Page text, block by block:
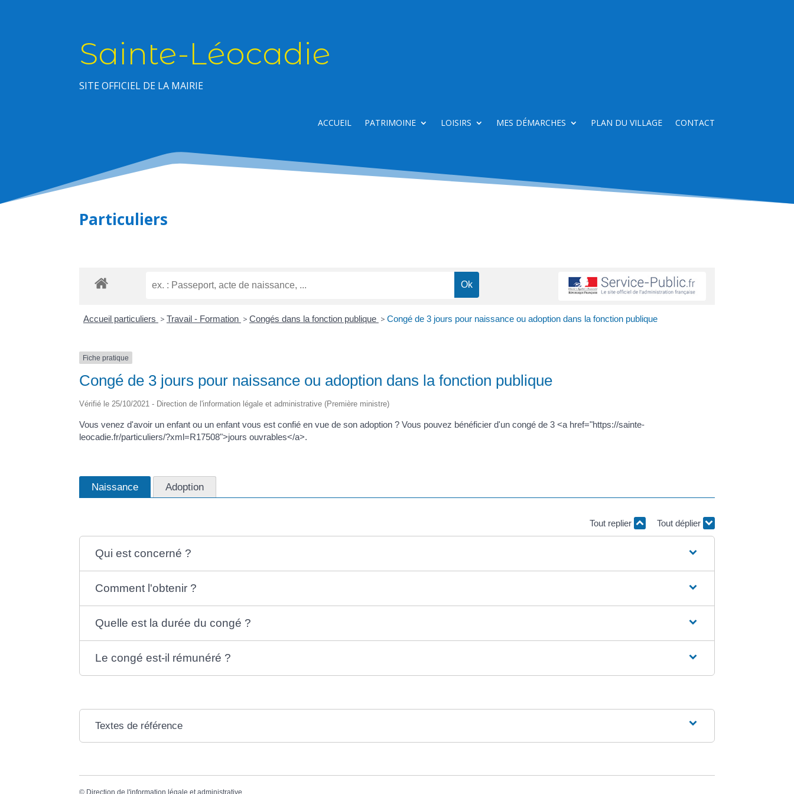
Sainte-Léocadie
SITE OFFICIEL DE LA MAIRIE
ACCUEIL PATRIMOINE LOISIRS MES DÉMARCHES PLAN DU VILLAGE CONTACT
Particuliers
Accueil particuliers > Travail - Formation > Congés dans la fonction publique > Congé de 3 jours pour naissance ou adoption dans la fonction publique
Fiche pratique
Congé de 3 jours pour naissance ou adoption dans la fonction publique
Vérifié le 25/10/2021 - Direction de l'information légale et administrative (Première ministre)
Vous venez d'avoir un enfant ou un enfant vous est confié en vue de son adoption ? Vous pouvez bénéficier d'un congé de 3 <a href="https://sainte-
leocadie.fr/particuliers/?xml=R17508">jours ouvrables</a>.
Naissance Adoption
Tout replier Tout déplier
Qui est concerné ?
Comment l'obtenir ?
Quelle est la durée du congé ?
Le congé est-il rémunéré ?
Textes de référence
© Direction de l'information légale et administrative